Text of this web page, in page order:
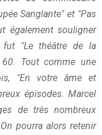
Sanglante" et "Pas
également souligner
"Le théâtre de la
Tout comme une
"En votre âme et
épisodes. Marcel
de très nombreux
pourra alors retenir